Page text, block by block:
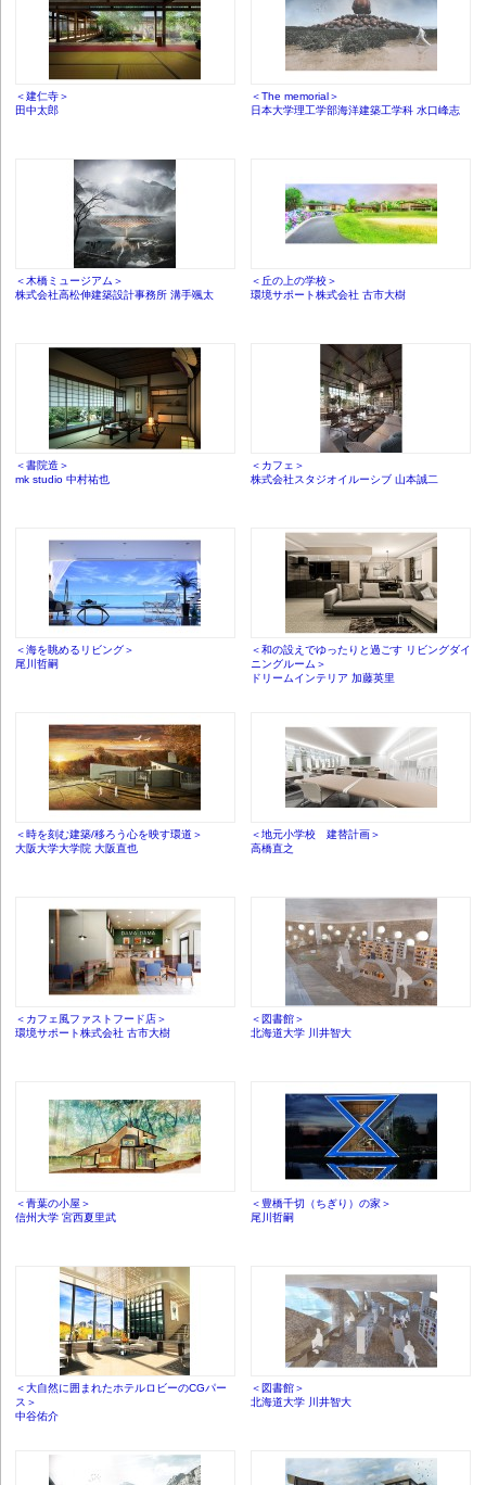
＜建仁寺＞
田中太郎
＜The memorial＞
日本大学理工学部海洋建築工学科 水口峰志
＜木橋ミュージアム＞
株式会社高松伸建築設計事務所 溝手颯太
＜丘の上の学校＞
環境サポート株式会社 古市大樹
＜書院造＞
mk studio 中村祐也
＜カフェ＞
株式会社スタジオイルーシブ 山本誠二
＜海を眺めるリビング＞
尾川哲嗣
＜和の設えでゆったりと過ごす リビングダイ
ニングルーム＞
ドリームインテリア 加藤英里
＜時を刻む建築/移ろう心を映す環道＞
大阪大学大学院 大阪直也
＜地元小学校 建替計画＞
高橋直之
＜カフェ風ファストフード店＞
環境サポート株式会社 古市大樹
＜図書館＞
北海道大学 川井智大
＜青葉の小屋＞
信州大学 宮西夏里武
＜豊橋千切（ちぎり）の家＞
尾川哲嗣
＜大自然に囲まれたホテルロビーのCGパー
ス＞
中谷佑介
＜図書館＞
北海道大学 川井智大